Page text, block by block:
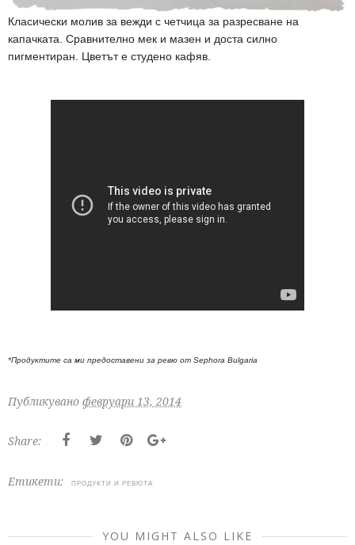
Класически молив за вежди с четчица за разресване на
капачката. Сравнително мек и мазен и доста силно
пигментиран. Цветът е студено кафяв.
*Продуктите са ми предоставени за ревю от Sephora Bulgaria
Публикувано февруари 13, 2014
Share:
Етикети: ПРОДУКТИ И РЕВЮТА
YOU MIGHT ALSO LIKE